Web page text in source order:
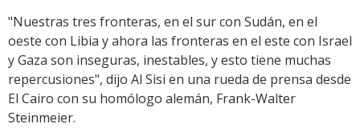
"Nuestras tres fronteras, en el sur con Sudán, en el
oeste con Libia y ahora las fronteras en el este con Israel
y Gaza son inseguras, inestables, y esto tiene muchas
repercusiones", dijo Al Sisi en una rueda de prensa desde
El Cairo con su homólogo alemán, Frank-Walter
Steinmeier.